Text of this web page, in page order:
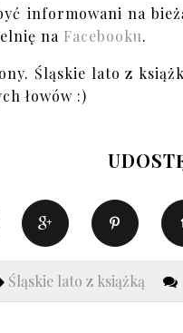
informowani na
na Facebooku.
Śląskie lato z
łowów :)
Śląskie lato z książką